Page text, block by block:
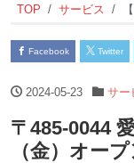
TOP サービス
Facebook Twitter
2024-05-23 サー
〒485-0044
（金）オー